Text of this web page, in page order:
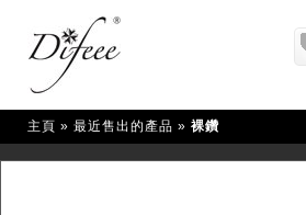
主頁 » 最近售出的產品 » 裸鑽